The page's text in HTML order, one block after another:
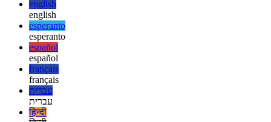
deutsch
ελληνικά
ελληνικά
english
english
esperanto
esperanto
español
español
français
français